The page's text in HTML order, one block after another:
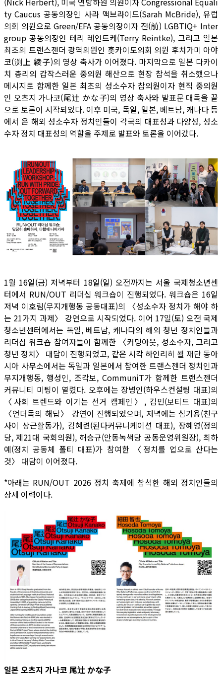
ty Caucus 공동의장인 사라 맥브라이드(Sarah McBride), 유럽
의회 의원으로 Green/EFA 공동의장이자 전(前) LGBTIQ+ Inter
group 공동의장인 테리 레인트케(Terry Reintke), 그리고 일본
최초의 트랜스젠더 광역의원인 홋카이도의회 의원 후치가미 아야
코(渕上 綾子)의 영상 축사가 이어졌다. 마지막으로 일본 다카이
치 총리의 갑작스러운 중의원 해산으로 현장 참석을 취소했으나
메시지로 함께한 일본 최초의 성소수자 참의원이자 현직 중의원
인 오츠지 가나코(尾辻 かな子)의 영상 축사와 발표문 대독을 끝
으로 토론이 시작되었다. 이후 미국, 독일, 일본, 베트남, 캐나다 등
에서 온 해외 성소수자 정치인들이 각국의 대표성과 다양성, 성소
수자 정치 대표성의 역할을 주제로 발표와 토론을 이어갔다.
1월 16일(금) 저녁부터 18일(일) 오전까지는 서울 국제청소년센
터에서 RUN/OUT 리더십 워크숍이 진행되었다. 워크숍은 16일
저녁 이호림(무지개행동 공동대표)의 〈성소수자 정치가 해야 하
는 21가지 과제〉 강연으로 시작되었다. 이어 17일(토) 오전 국제
청소년센터에서는 독일, 베트남, 캐나다의 해외 청년 정치인들과
리더십 워크숍 참여자들이 함께한 〈커밍아웃, 성소수자, 그리고
청년 정치〉 대담이 진행되었고, 같은 시각 하인리히 뵐 재단 동아
시아 사무소에서는 독일과 일본에서 참여한 트랜스젠더 정치인과
무지개행동, 행성인, 조각보, CommuniT가 함께한 트랜스젠더
커뮤니티 미팅이 열렸다. 오후에는 장병인(하우스컨설팅 대표)의
〈사회 트렌드와 이기는 선거 캠페인〉, 김민(보티드 대표)의
〈언더독의 해답〉 강연이 진행되었으며, 저녁에는 심기용(친구
사이 상근활동가), 김혜련(된다커뮤니케이션 대표), 장혜영(정의
당, 제21대 국회의원), 허승규(안동녹색당 공동운영위원장), 최하
예(정치 공동체 폴티 대표)가 참여한 〈정치를 업으로 산다는
것〉 대담이 이어졌다.
*아래는 RUN/OUT 2026 정치 축제에 참석한 해외 정치인들의
상세 이력이다.
일본 오츠지 가나코 尾辻 かな子